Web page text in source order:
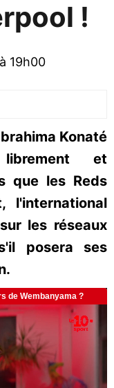
!
19h00
Konaté
et
que les Reds
l'international
les réseaux
posera ses